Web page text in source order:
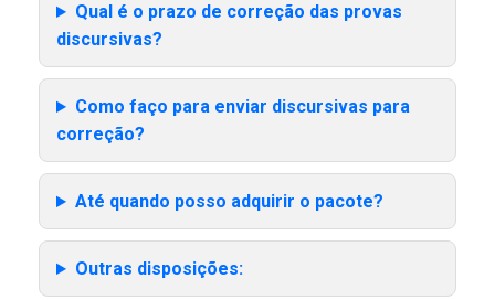
Qual é o prazo de correção das provas
discursivas?
Como faço para enviar discursivas para
correção?
Até quando posso adquirir o pacote?
Outras disposições: